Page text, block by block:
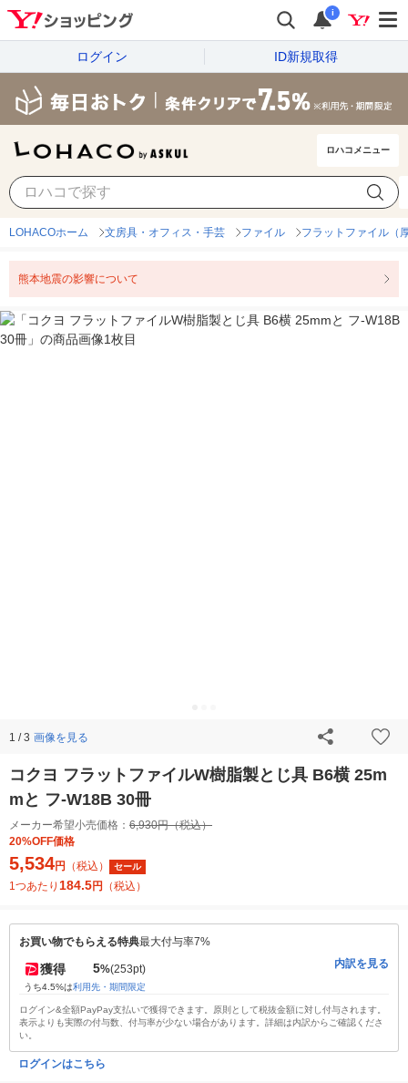
i
ログイン ID新規取得
ロハコメニュー
LOHACOホーム 文房具・オフィス・手芸 ファイル フラットファイル（
熊本地震の影響について
1 / 3 画像を見る
コクヨ フラットファイルW樹脂製とじ具 B6横 25m
mと フ-W18B 30冊
メーカー希望小売価格： 6,930円（税込）
20%OFF価格
5,534円 （税込） セール
1つあたり 184.5円 （税込）
お買い物でもらえる特典最大付与率7%
獲得 5%(253pt)
うち4.5%は利用先・期間限定
内訳を見る
ログイン&全額PayPay支払いで獲得できます。原則として税抜金額に対し付与されます。
表示よりも実際の付与数、付与率が少ない場合があります。詳細は内訳からご確認くださ
い。
ログインはこちら